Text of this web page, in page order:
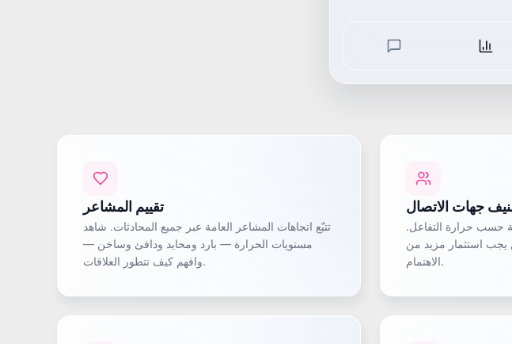
تقييم المشاعر
تتبّع اتجاهات المشاعر العامة عبر جميع المحادثات. شاهد
مستويات الحرارة — بارد ومحايد ودافئ وساخن —
وافهم كيف تتطور العلاقات.
جهات الاتصال
حسب حرارة التفاعل.
يجب استثمار مزيد من
الاهتمام.